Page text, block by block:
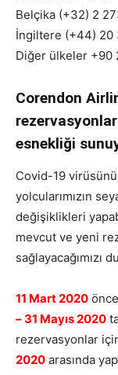
Belçika (+32) 2
İngiltere (+44) 20
Diğer ülkeler +90
Corendon
esnekliği
Covid-19
yolcularımızın
değişiklikleri
mevcut ve yeni
sağlayacağımızı
11 Mart 2020
– 31 Mayıs 2020
rezervasyonlar
2020 arasında